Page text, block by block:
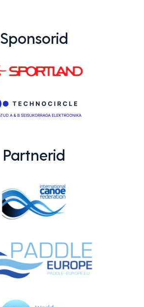
Sponsorid
Partnerid